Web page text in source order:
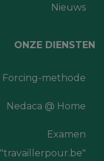
Nieuws
ONZE DIENSTEN
Forcing-methode
Nedaca @ Home
Examen
"travaillerpour.be"